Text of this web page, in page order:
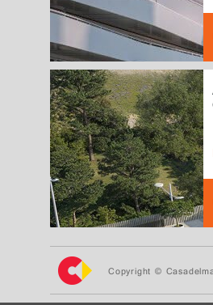
Copyright ©